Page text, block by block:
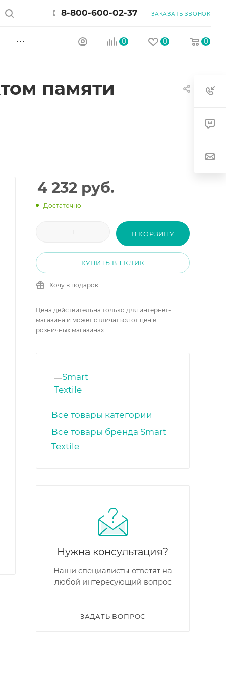
8-800-600-02-37 ЗАКАЗАТЬ ЗВОНОК
0 0 0
памяти
4 232 руб.
Достаточно
В КОРЗИНУ
КУПИТЬ В 1 КЛИК
Хочу в подарок
Цена действительна только для интернет-
магазина и может отличаться от цен в
розничных магазинах
Все товары категории
Все товары бренда Smart
Textile
Нужна консультация?
Наши специалисты ответят на
любой интересующий вопрос
ЗАДАТЬ ВОПРОС